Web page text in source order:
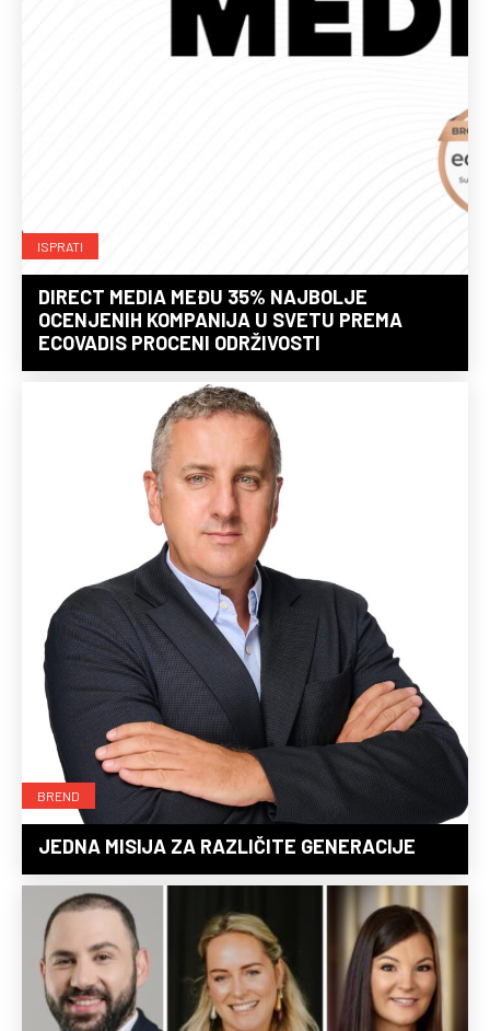
ISPRATI
DIRECT MEDIA MEĐU 35% NAJBOLJE
OCENJENIH KOMPANIJA U SVETU PREMA
ECOVADIS PROCENI ODRŽIVOSTI
BREND
JEDNA MISIJA ZA RAZLIČITE GENERACIJE